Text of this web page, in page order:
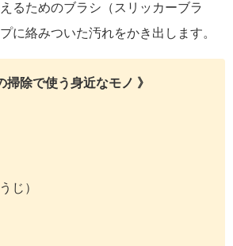
るためのブラシ（スリッカーブラ
に絡みついた汚れをかき出します。
掃除で使う身近なモノ 》
じ）